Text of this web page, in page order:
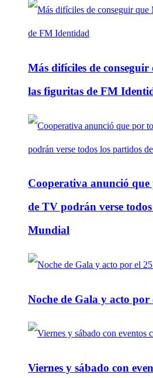
Más difíciles de
las figuritas de FM
Cooperativa anunció que
de TV podrán verse
Mundial
Noche de Gala y acto por
Viernes y sábado con